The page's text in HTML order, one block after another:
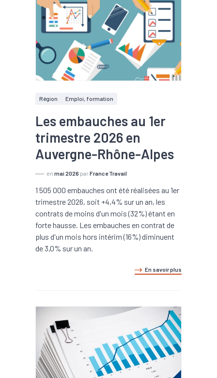
Région Emploi, formation
Les embauches au 1er
trimestre 2026 en
Auvergne-Rhône-Alpes
en mai 2026 par France Travail
1 505 000 embauches ont été réalisées au 1er
trimestre 2026, soit +4,4% sur un an, les
contrats de moins d'un mois (32%) étant en
forte hausse. Les embauches en contrat de
plus d'un mois hors intérim (16%) diminuent
de 3,0% sur un an.
En savoir plus